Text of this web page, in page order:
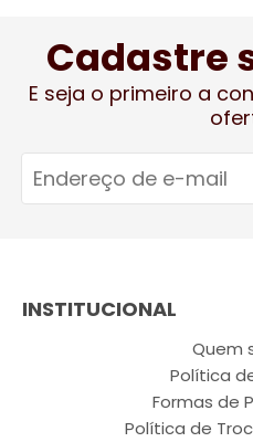
Cadastre
E seja o primeiro a
INSTITUCIONAL
Quem
Política
Formas de
Política de